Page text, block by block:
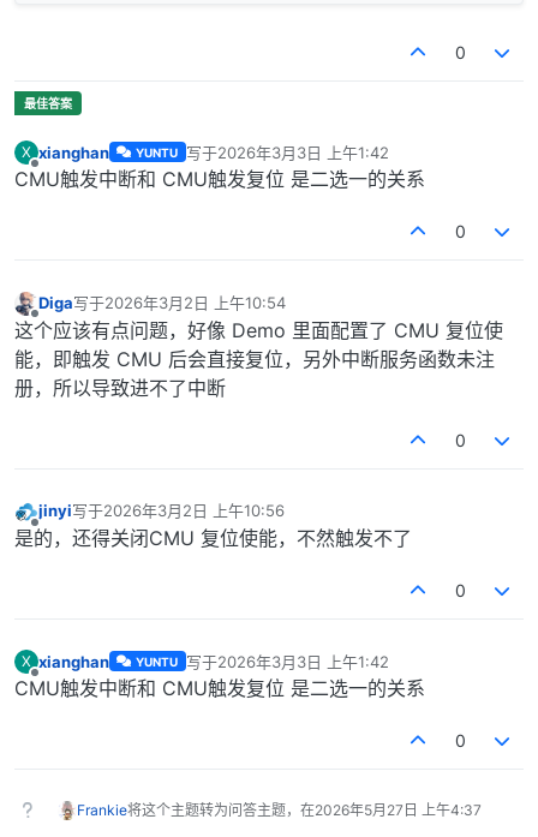
0
X
离线
xianghan YUNTU 写于2026年3月3日 上午1:42
最后由 编辑
CMU触发中断和 CMU触发复位 是二选一的关系
0
离线
Diga写于2026年3月2日 上午10:54
最后由 编辑
这个应该有点问题，好像 Demo 里面配置了 CMU 复位使
能，即触发 CMU 后会直接复位，另外中断服务函数未注
册，所以导致进不了中断
0
离线
jinyi写于2026年3月2日 上午10:56
最后由 编辑
是的，还得关闭CMU 复位使能，不然触发不了
0
X
离线
xianghan YUNTU 写于2026年3月3日 上午1:42
最后由 编辑
CMU触发中断和 CMU触发复位 是二选一的关系
0
Frankie将这个主题转为问答主题，在2026年5月27日 上午4:37